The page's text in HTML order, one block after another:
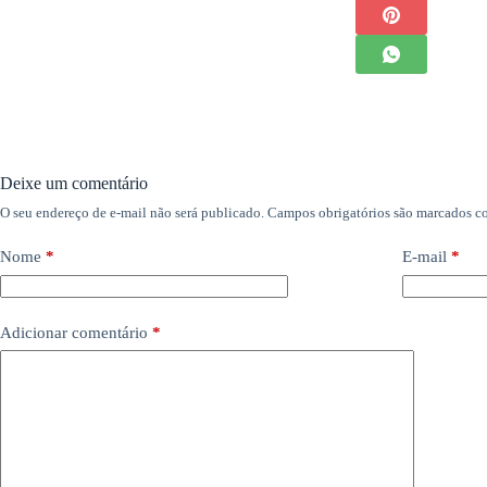
Deixe um comentário
O seu endereço de e-mail não será publicado. Campos obrigatórios são marcados
Nome * E-mail *
Adicionar comentário *